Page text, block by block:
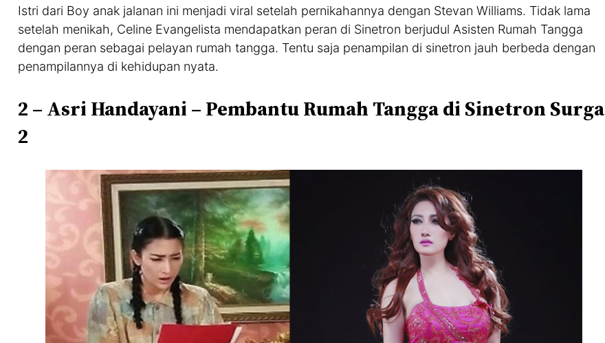
Istri dari Boy anak jalanan ini menjadi viral setelah pernikahannya dengan Stevan Williams. Tidak lama
setelah menikah, Celine Evangelista mendapatkan peran di Sinetron berjudul Asisten Rumah Tangga
dengan peran sebagai pelayan rumah tangga. Tentu saja penampilan di sinetron jauh berbeda dengan
penampilannya di kehidupan nyata.
2 – Asri Handayani – Pembantu Rumah Tangga di Sinetron Surga
2